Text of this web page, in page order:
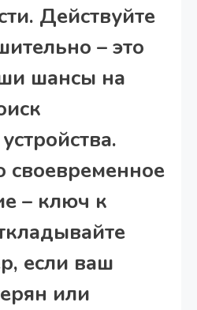
Действуйте
– это
шансы на
своевременное
– ключ к
если ваш
или